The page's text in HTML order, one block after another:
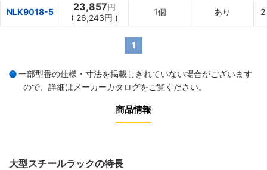
NLK9018-5 23,857円
( 26,243円 )
1個 あり 2
1
一部型番の仕様・寸法を掲載しきれていない場合がございます
ので、詳細は メーカーカタログをご覧ください。
商品情報
大型スチールラックの特長